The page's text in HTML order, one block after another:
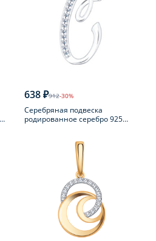
638 ₽912-30%
Серебряная подвеска
родированное серебро 925